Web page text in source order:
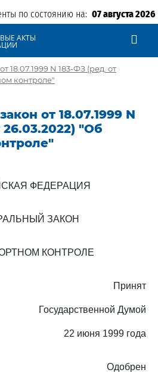
по состоянию на: 07 августа 2026
АКТЫ
18.07.1999 N 183-ФЗ (ред. от
контроле"
от 18.07.1999 N
"Об
ФЕДЕРАЦИЯ
ЗАКОН
КОНТРОЛЕ
Принят
Государственной Думой
22 июня 1999 года
Одобрен